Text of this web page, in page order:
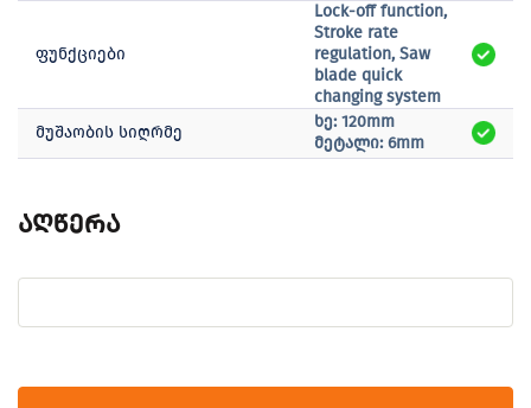
ფუნქციები
Lock-off function,
Stroke rate
regulation, Saw
blade quick
changing system
მუშაობის სიღრმე
ხე: 120mm
მეტალი: 6mm
აღწერა